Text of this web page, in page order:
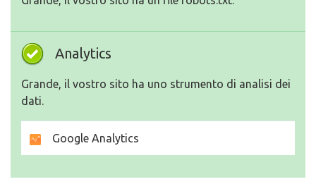
Analytics
Grande, il vostro sito ha uno strumento di analisi dei
dati.
Google Analytics